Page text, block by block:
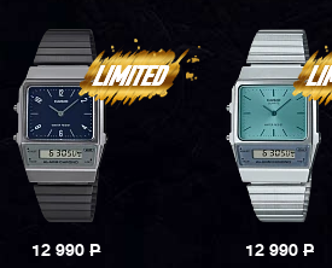
12 990P 12 990 P